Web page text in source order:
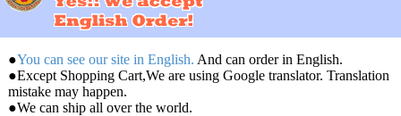
●You can see our site in English. And can order in English.
●Except Shopping Cart,We are using Google translator. Translation
mistake may happen.
●We can ship all over the world.